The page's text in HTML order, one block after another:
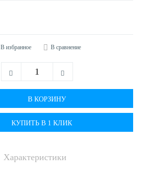
В избранное В сравнение
КУПИТЬ В 1 КЛИК
Характеристики